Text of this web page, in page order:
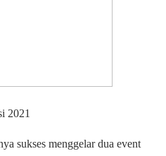
2021
sukses menggelar dua event